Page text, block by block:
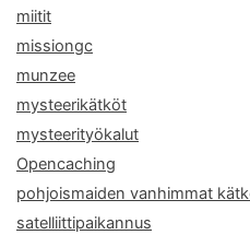
miitit
missiongc
munzee
mysteerikätköt
mysteerityökalut
Opencaching
pohjoismaiden vanhimmat
satelliittipaikannus